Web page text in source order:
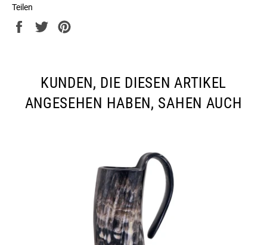
Teilen
Auf
Auf
KUNDEN, DIE DIESEN ARTIKEL
ANGESEHEN HABEN, SAHEN AUCH